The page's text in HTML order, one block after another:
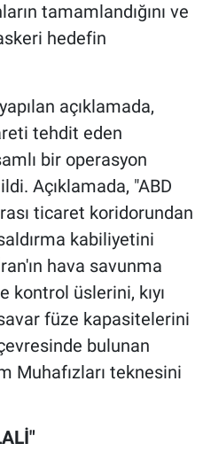
tamamlandığını ve
hedefin
açıklamada,
tehdit eden
bir operasyon
Açıklamada, "ABD
ticaret koridorundan
kabiliyetini
hava savunma
üslerini, kıyı
füze kapasitelerini
bulunan
Muhafızları teknesini